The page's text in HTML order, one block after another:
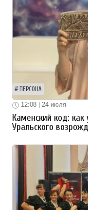
ПЕРСОНА
12:08 | 24 июля
Каменский код:
Уральского